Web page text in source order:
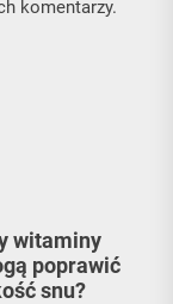
komentarzy.
witaminy
poprawić
snu?